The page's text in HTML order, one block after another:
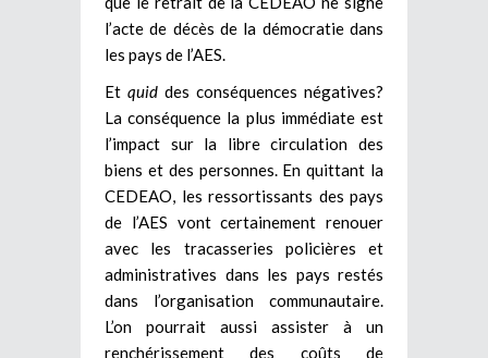
l’acte de décès de la démocratie dans
les pays de l’AES.
Et quid des conséquences négatives?
La conséquence la plus immédiate est
l’impact sur la libre circulation des
biens et des personnes. En quittant la
CEDEAO, les ressortissants des pays
de l’AES vont certainement renouer
avec les tracasseries policières et
administratives dans les pays restés
dans l’organisation communautaire.
L’on pourrait aussi assister à un
renchérissement des coûts de